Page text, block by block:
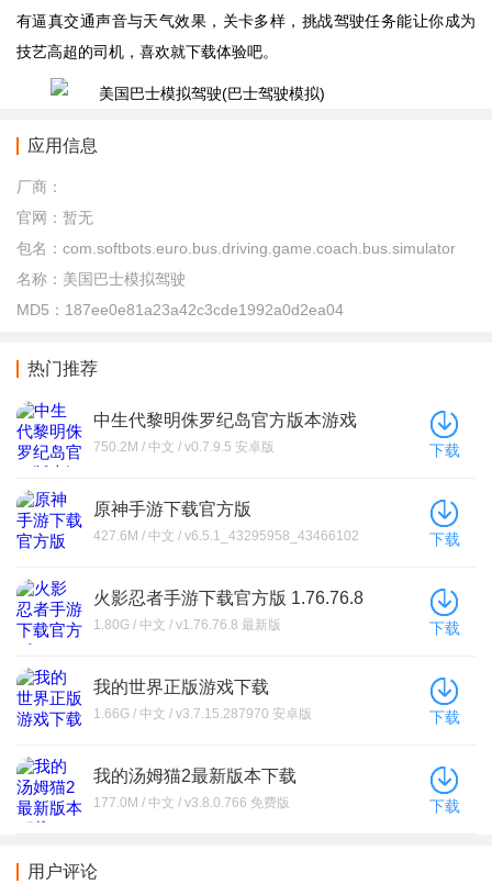
有逼真交通声音与天气效果，关卡多样，挑战驾驶任务能让你成为
技艺高超的司机，喜欢就下载体验吧。
应用信息
厂商：
官网： 暂无
包名： com.softbots.euro.bus.driving.game.coach.bus.simulator
名称： 美国巴士模拟驾驶
MD5： 187ee0e81a23a42c3cde1992a0d2ea04
热门推荐
中生代黎明侏罗纪岛官方版本游戏
下载(Mesozoic Dawn)
750.2M / 中文 / v0.7.9.5 安卓版 下载
原神手游下载官方版
427.6M / 中文 / v6.5.1_43295958_43466102
下载
火影忍者手游下载官方版 1.76.76.8
1.80G / 中文 / v1.76.76.8 最新版 下载
我的世界正版游戏下载
1.66G / 中文 / v3.7.15.287970 安卓版 下载
我的汤姆猫2最新版本下载
177.0M / 中文 / v3.8.0.766 免费版 下载
用户评论